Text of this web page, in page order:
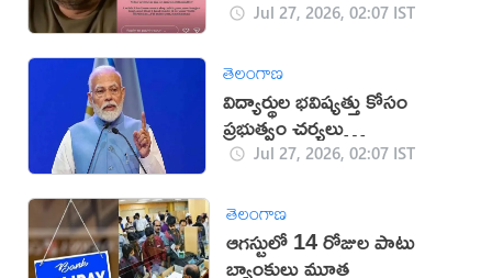
Jul 27, 2026, 02:07 IST
తెలంగాణ
విద్యార్థుల భవిష్యత్తు కోసం
ప్రభుత్వం చర్యలు
తీసుకుంటోంది: మోదీ
Jul 27, 2026, 02:07 IST
తెలంగాణ
ఆగస్టులో 14 రోజుల పాటు
బ్యాంకులు మూత